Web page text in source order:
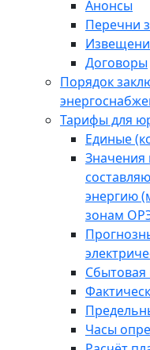
Анонсы
Перечни
Договоры
Порядок
Тарифы для
Единые
Значения
энергию
зонам
Сбытовая
Часы